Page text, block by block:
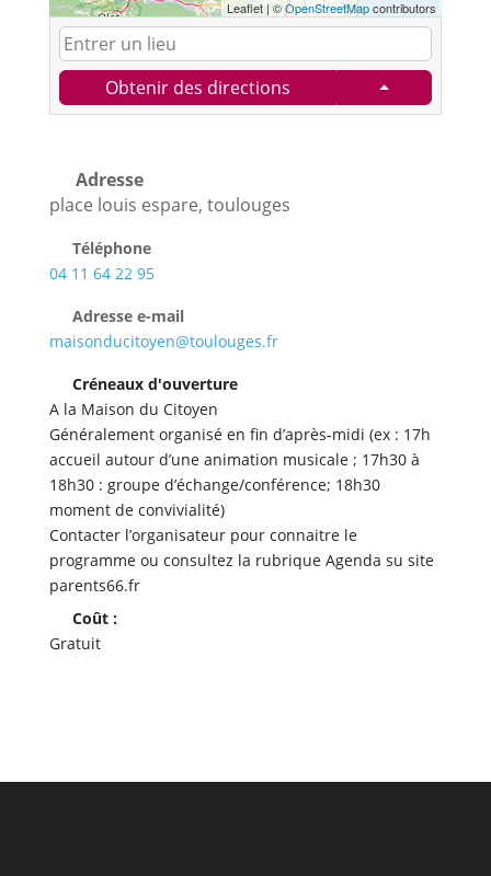
Leaflet | ©OpenStreetMapcontributors
Obtenir des directions
Adresse
place louis espare, toulouges
Téléphone
04 11 64 22 95
Adresse e-mail
maisonducitoyen@toulouges.fr
Créneaux d'ouverture
A la Maison du Citoyen
Généralement organisé en fin d’après-midi (ex : 17h
accueil autour d’une animation musicale ; 17h30 à
18h30 : groupe d’échange/conférence; 18h30
moment de convivialité)
Contacter l’organisateur pour connaitre le
programme ou consultez la rubrique Agenda su site
parents66.fr
Coût :
Gratuit